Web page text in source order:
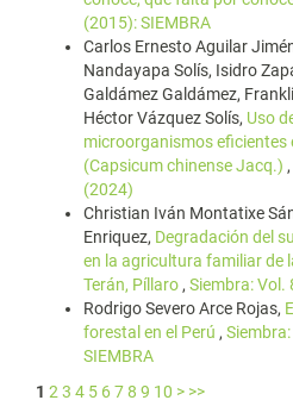
(2015): SIEMBRA
Carlos Ernesto Aguilar
Nandayapa Solís, Isidro
Galdámez Galdámez,
Héctor Vázquez Solís, Uso
microorganismos eficientes
(Capsicum chinense Jacq.) ,
(2024)
Christian Iván Montatixe
Enriquez, Degradación del
en la agricultura familiar de
Terán, Píllaro , Siembra: Vol.
Rodrigo Severo Arce Rojas,
forestal en el Perú ,
SIEMBRA
1 2 3 4 5 678 9 10 > >>